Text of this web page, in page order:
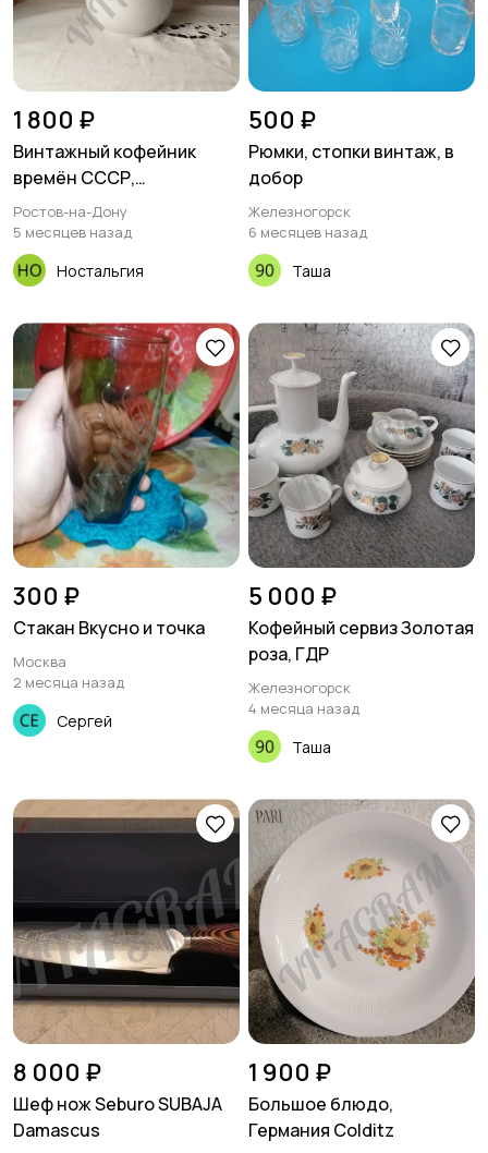
1 800 ₽
Винтажный кофейник
времён СССР,
производство «Кахла»,
"Kahla"
Ростов-на-Дону
5 месяцев назад
Ностальгия
500 ₽
Рюмки, стопки винтаж, в
добор
Железногорск
6 месяцев назад
Таша
300 ₽
Стакан Вкусно и точка
Москва
2 месяца назад
Сергей
5 000 ₽
Кофейный сервиз Золотая
роза, ГДР
Железногорск
4 месяца назад
Таша
8 000 ₽
Шеф нож Seburo SUBAJA
Damascus
1 900 ₽
Большое блюдо,
Германия Colditz